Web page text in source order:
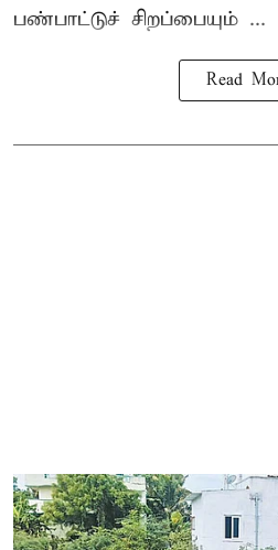
பண்பாட்டுச் சிறப்பையும் ...
Read